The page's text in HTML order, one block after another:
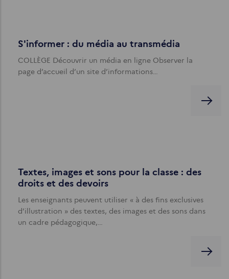
S'informer : du média au transmédia
COLLÈGE Découvrir un média en ligne Observer la
page d’accueil d’un site d’informations…
Textes, images et sons pour la classe : des
droits et des devoirs
Les enseignants peuvent utiliser « à des fins exclusives
d’illustration » des textes, des images et des sons dans
un cadre pédagogique,…